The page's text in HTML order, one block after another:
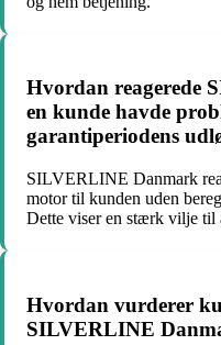
Hvordan reagerede
en kunde havde
garantiperiodens
SILVERLINE Danmark
motor til kunden uden
Dette viser en stærk vilje til
Hvordan vurderer
SILVERLINE